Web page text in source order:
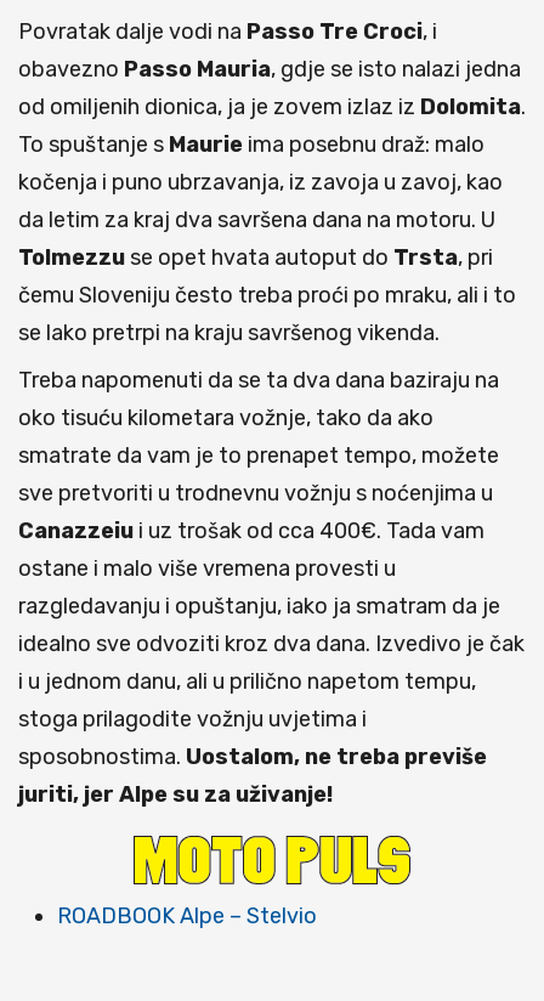
Povratak dalje vodi na Passo Tre Croci, i
obavezno Passo Mauria, gdje se isto nalazi jedna
od omiljenih dionica, ja je zovem izlaz iz Dolomita.
To spuštanje s Maurie ima posebnu draž: malo
kočenja i puno ubrzavanja, iz zavoja u zavoj, kao
da letim za kraj dva savršena dana na motoru. U
Tolmezzuse opet hvata autoput do Trsta, pri
čemu Sloveniju često treba proći po mraku, ali i to
se lako pretrpi na kraju savršenog vikenda.
Treba napomenuti da se ta dva dana baziraju na
oko tisuću kilometara vožnje, tako da ako
smatrate da vam je to prenapet tempo, možete
sve pretvoriti u trodnevnu vožnju s noćenjima u
Canazzeiu i uz trošak od cca 400€. Tada vam
ostane i malo više vremena provesti u
razgledavanju i opuštanju, iako ja smatram da je
idealno sve odvoziti kroz dva dana. Izvedivo je čak
i u jednom danu, ali u prilično napetom tempu,
stoga prilagodite vožnju uvjetima i
sposobnostima. Uostalom, ne treba previše
juriti, jer Alpe su za uživanje!
ROADBOOK Alpe – Stelvio